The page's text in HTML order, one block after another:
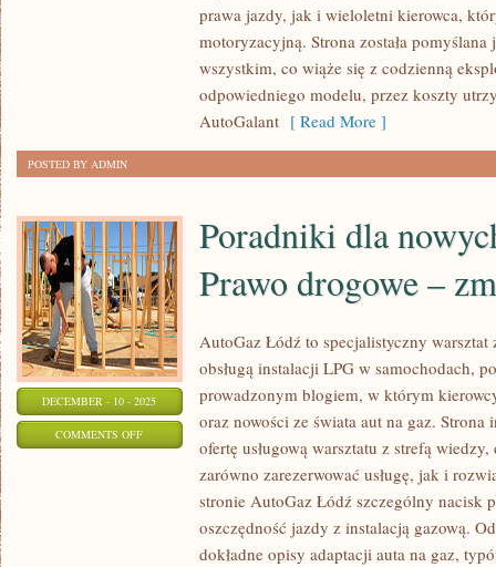
prawa jazdy, jak i wieloletni kierowca,
motoryzacyjną. Strona została
wszystkim, co wiąże się z codzienną
odpowiedniego modelu, przez koszty
AutoGalant [ Read More ]
POSTED BY ADMIN
DECEMBER - 10 - 2025
COMMENTS OFFON
Poradniki dla
Prawo drogowe –
AutoGaz Łódź to specjalistyczny warsztat
obsługą instalacji LPG w samochodach,
prowadzonym blogiem, w którym
oraz nowości ze świata aut na gaz.
ofertę usługową warsztatu z strefą
zarówno zarezerwować usługę, jak i
stronie AutoGaz Łódź szczególny nacisk
oszczędność jazdy z instalacją gazową.
dokładne opisy adaptacji auta na gaz,